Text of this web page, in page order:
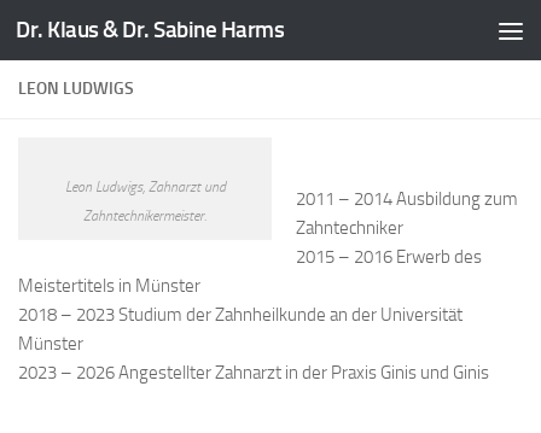
Zum Inhalt springen
Dr. Klaus & Dr. Sabine Harms
LEON LUDWIGS
Leon Ludwigs, Zahnarzt und
Zahntechnikermeister.
2011 – 2014 Ausbildung zum
Zahntechniker
2015 – 2016 Erwerb des
Meistertitels in Münster
2018 – 2023 Studium der Zahnheilkunde an der Universität
Münster
2023 – 2026 Angestellter Zahnarzt in der Praxis Ginis und Ginis